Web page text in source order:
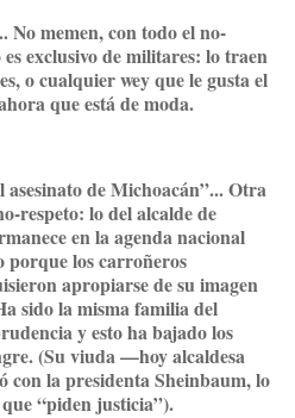
No memen, con todo el no-
exclusivo de militares: lo traen
o cualquier wey que le gusta el
que está de moda.
de Michoacán”... Otra
respeto: lo del alcalde de
en la agenda nacional
porque los carroñeros
apropiarse de su imagen
sido la misma familia del
y esto ha bajado los
(Su viuda —hoy alcaldesa
con la presidenta Sheinbaum, lo
“piden justicia”).